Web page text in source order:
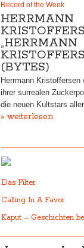
Record of the Week
HERRMANN
„HERRMANN
(BYTES)
Herrmann Kristoffersen
ihrer surrealen
die neuen Kultstars
» weiterlesen
Das Filter
Calling In A Favor
Kaput – Geschichten